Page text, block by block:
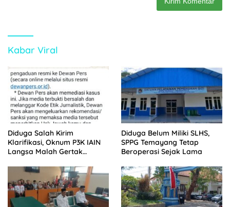
Kabar Viral
Diduga Salah Kirim
Klarifikasi, Oknum P3K IAIN
Langsa Malah Gertak
Diduga Belum Miliki SLHS,
SPPG Temayang Tetap
Beroperasi Sejak Lama